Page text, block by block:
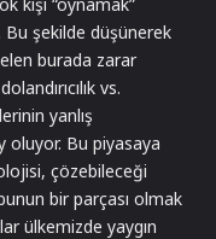
şekilde düşünerek
burada zarar
vs.
yanlış
oluyor. Bu piyasaya
çözebileceği
bir parçası olmak
ülkemizde yaygın